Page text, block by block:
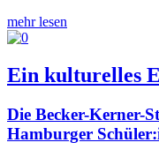
mehr lesen
Ein kulturelles
Die Becker-Kerner-
Hamburger